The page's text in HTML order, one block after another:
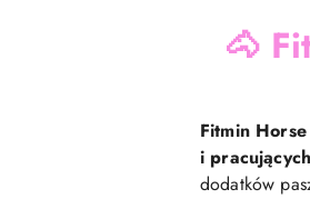
🐴
Fitmin
i pracujących
dodatków